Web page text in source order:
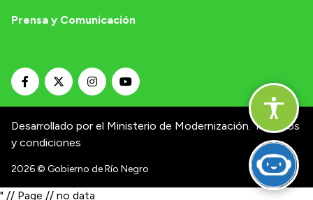
Prensa y Comunicación
Desarrollado por el Ministerio de Modernización. Términos
y condiciones
2026© Gobierno de Río Negro
" // Page // no data